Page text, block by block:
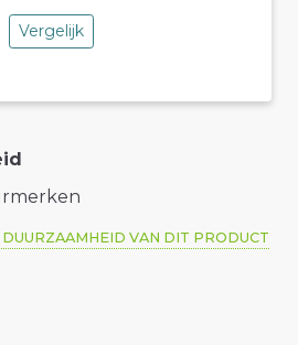
Vergelijk
VAN DIT PRODUCT